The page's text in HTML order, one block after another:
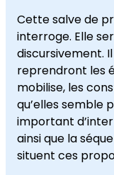
Cette salve de
interroge. Elle
discursivement.
reprendront les
mobilise, les
qu’elles semble
important
ainsi que la
situent ces